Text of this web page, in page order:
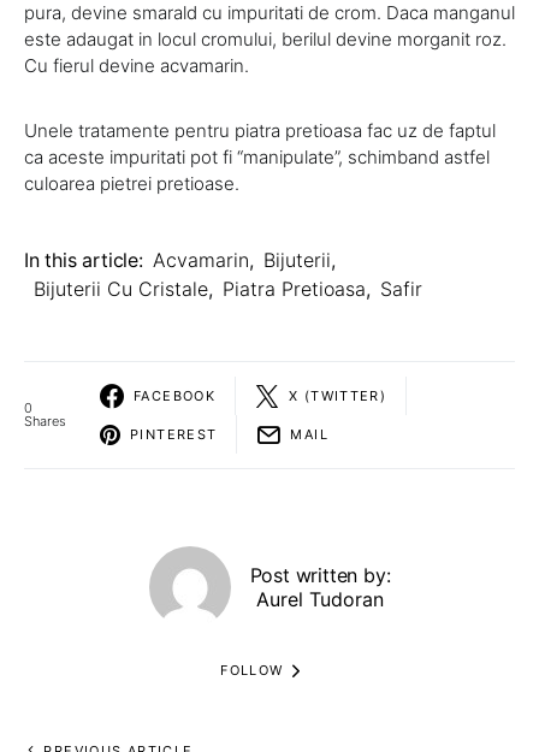
pura, devine smarald cu impuritati de crom. Daca manganul
este adaugat in locul cromului, berilul devine morganit roz.
Cu fierul devine acvamarin.
Unele tratamente pentru piatra pretioasa fac uz de faptul
ca aceste impuritati pot fi “manipulate”, schimband astfel
culoarea pietrei pretioase.
In this article: Acvamarin, Bijuterii,
Bijuterii Cu Cristale, Piatra Pretioasa, Safir
0
Shares
FACEBOOK X (TWITTER)
PINTEREST MAIL
Post written by:
Aurel Tudoran
FOLLOW